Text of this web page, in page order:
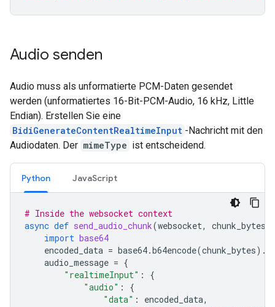
Audio senden
Audio muss als unformatierte PCM-Daten gesendet
werden (unformatiertes 16-Bit-PCM-Audio, 16 kHz, Little
Endian). Erstellen Sie eine
BidiGenerateContentRealtimeInput -Nachricht mit den
Audiodaten. Der mimeType ist entscheidend.
Python JavaScript
# Inside the websocket context
async def send_audio_chunk(websocket, chunk_bytes
import base64
encoded_data = base64.b64encode(chunk_bytes) .
audio_message = {
"realtimeInput" :
{
"audio" :
{
"data" : encoded_data,